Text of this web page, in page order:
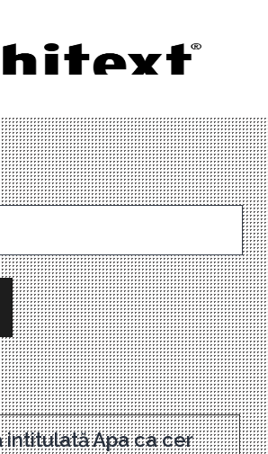
intitulată Apa ca cer